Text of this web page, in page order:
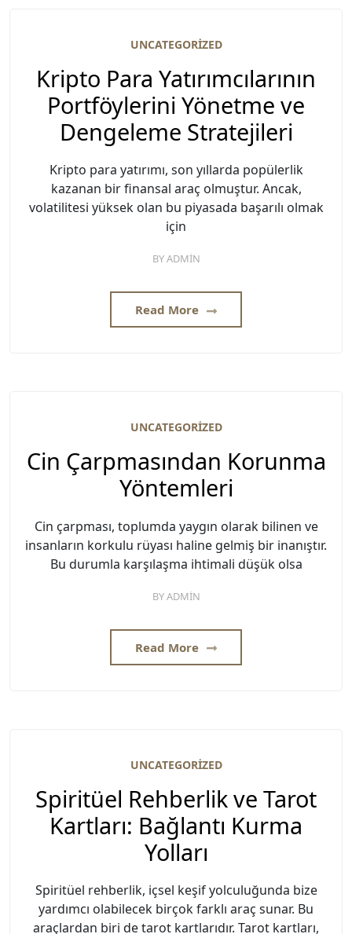
UNCATEGORIZED
Kripto Para Yatırımcılarının
Portföylerini Yönetme ve
Dengeleme Stratejileri
Kripto para yatırımı, son yıllarda popülerlik
kazanan bir finansal araç olmuştur. Ancak,
volatilitesi yüksek olan bu piyasada başarılı olmak
için
BYADMIN
Read More
UNCATEGORIZED
Cin Çarpmasından Korunma
Yöntemleri
Cin çarpması, toplumda yaygın olarak bilinen ve
insanların korkulu rüyası haline gelmiş bir inanıştır.
Bu durumla karşılaşma ihtimali düşük olsa
BYADMIN
Read More
UNCATEGORIZED
Spiritüel Rehberlik ve Tarot
Kartları: Bağlantı Kurma
Yolları
Spiritüel rehberlik, içsel keşif yolculuğunda bize
yardımcı olabilecek birçok farklı araç sunar. Bu
araçlardan biri de tarot kartlarıdır. Tarot kartları,